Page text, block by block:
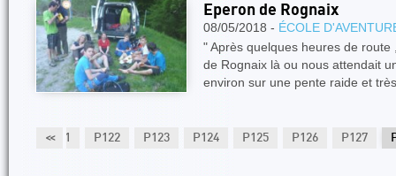
Eperon de Rognaix
08/05/2018 - ÉCOLE
" Après quelques heures de route
de Rognaix là ou nous attendait
environ sur une pente raide et
<<
P121 P122 P123 P124 P125 P126 P127